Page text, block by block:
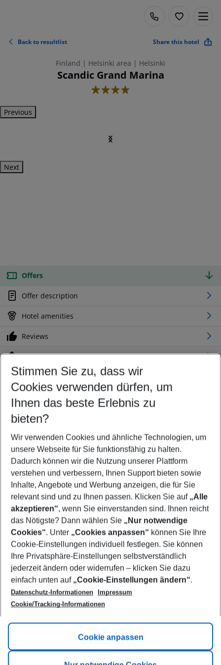
Back to resultlist Share this hotel
Finland | Helsinki area | Helsinki
Scandic Grand Marina
4
Previous
Next
Offers
Offer description
Hotel amenities
Reviews
Location
Customize your offer
Find the perfect deal which suits your best
Your departure airport
Any airport
Select your date range
08/08/26–06/08/27 5-8 nights
Who will travel
2 adults No children
Show more filter
Footer
Footer navigation
Title A
Link A
Stimmen Sie zu, dass wir
Cookies verwenden dürfen, um
Ihnen das beste Erlebnis zu
bieten?
Wir verwenden Cookies und ähnliche Technologien, um
unsere Webseite für Sie funktionsfähig zu halten.
Dadurch können wir die Nutzung unserer Plattform
verstehen und verbessern, Ihnen Support bieten sowie
Inhalte, Angebote und Werbung anzeigen, die für Sie
relevant sind und zu Ihnen passen. Klicken Sie auf „Alle
akzeptieren“, wenn Sie einverstanden sind. Ihnen reicht
das Nötigste? Dann wählen Sie „Nur notwendige
Cookies“. Unter „Cookies anpassen“ können Sie Ihre
Cookie-Einstellungen individuell festlegen. Sie können
Ihre Privatsphäre-Einstellungen selbstverständlich
jederzeit ändern oder widerrufen – klicken Sie dazu
einfach unten auf „Cookie-Einstellungen ändern“.
Datenschutz-Informationen
Impressum
Cookie/Tracking-Informationen
Cookie anpassen